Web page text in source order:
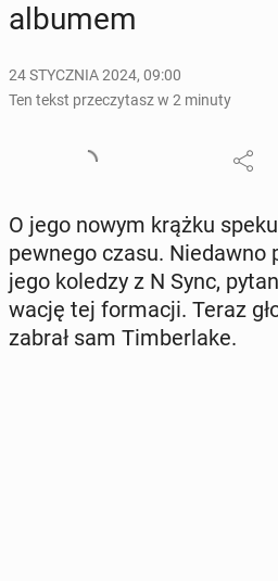
albumem
24 STYCZNIA 2024, 09:00
Ten tekst przeczytasz w 2 minuty
O jego nowym krążku
pewnego czasu.
jego koledzy z N Sync,
wa­cję tej for­ma­cji. Teraz
zabrał sam Tim­ber­la­ke.